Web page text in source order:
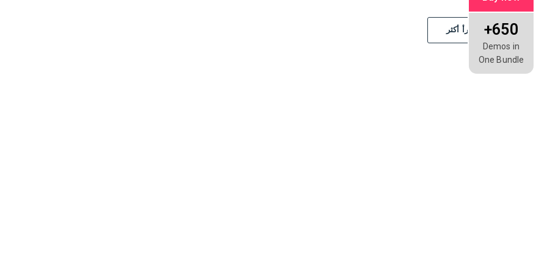
اقرأ أكثر 650+
Demos in
One Bundle